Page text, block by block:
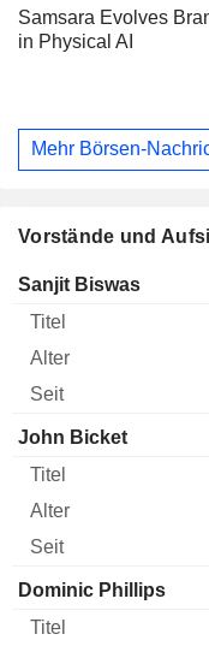
Samsara Evolves
in Physical AI
Mehr Börsen-
Vorstände und
Manager Titel
Sanjit Biswas
John Bicket
Dominic Phillips